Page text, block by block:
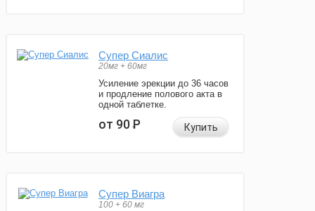
Супер Сиалис
20мг + 60мг
Усиление эрекции до 36 часов
и продление полового акта в
одной таблетке.
от 90Р Купить
Супер Виагра
100 + 60 мг